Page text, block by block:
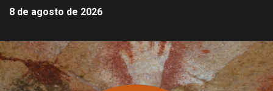
8 de agosto de 2026